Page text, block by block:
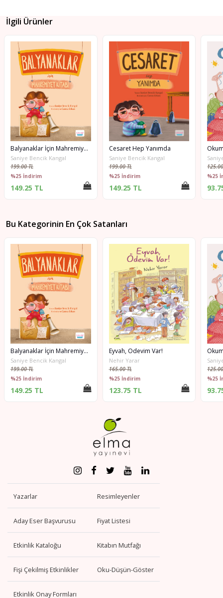
İlgili Ürünler
Balyanaklar İçin Mahremiyet Kitabı
Saniye Bencik Kangal
199.00 TL
%25 İndirim
149.25 TL
Cesaret Hep Yanımda
Saniye Bencik Kangal
199.00 TL
%25 İndirim
149.25 TL
%25
Bu Kategorinin En Çok Satanları
Balyanaklar İçin Mahremiyet Kitabı
Saniye Bencik Kangal
199.00 TL
%25 İndirim
149.25 TL
Eyvah, Ödevim Var!
Nehir Yarar
165.00 TL
%25 İndirim
123.75 TL
%25
Yazarlar Resimleyenler
Aday Eser Başvurusu Fiyat Listesi
Etkinlik Kataloğu Kitabın Mutfağı
Fişi Çekilmiş Etkinlikler Oku-Düşün-Göster
Etkinlik Onay Formları